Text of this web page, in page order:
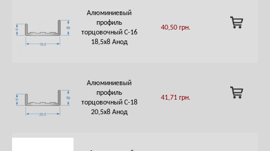
Алюминиевый
профиль
торцовочный C-16
18,5х8 Анод
40,50 грн.
ADD
TO
Алюминиевый
профиль
торцовочный C-18
20,5х8 Анод
41,71 грн.
ADD
TO